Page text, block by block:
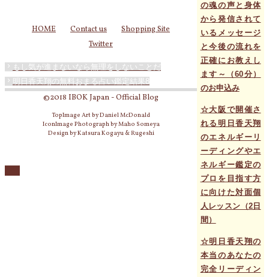
の魂の声と身体
から発信されて
いるメッセージ
と今後の流れを
正確にお教えし
ます～（60分）
のお申込み
☆大阪で開催さ
れる明日香天翔
のエネルギーリ
ーディングやエ
ネルギー鑑定の
プロを目指す方
に向けた対面個
人レッスン（2日
間）
☆明日香天翔の
本当のあなたの
完全リーディン
HOME Contact us
Shopping Site
Twitter
もし気が進まないなら無理をしないことだ
明日香天翔の無料おまる占い鑑定結果8
©2018 IBOK Japan - Official Blog
TopImage Art by Daniel McDonald
IconImage Photograph by Maho Someya
Design by Katsura Kogayu & Rugeshi